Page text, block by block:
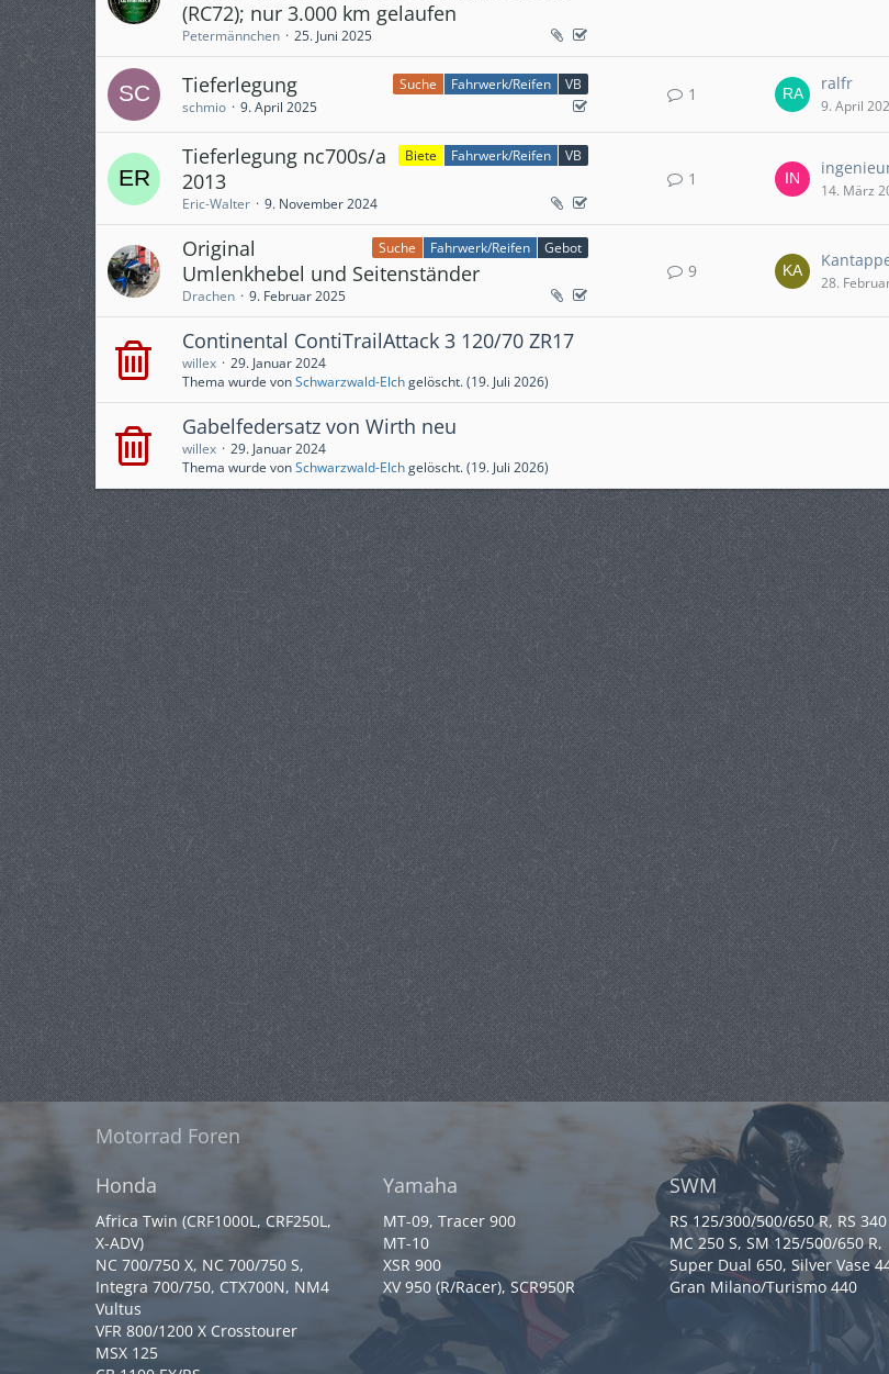
(RC72); nur 3.000 km gelaufen
Petermännchen 25. Juni 2025
Suche Fahrwerk/Reifen VB
Tieferlegung
schmio 9. April 2025
1
ralfr
9. April
Biete Fahrwerk/Reifen VB
Tieferlegung nc700s/a
2013
Eric-Walter 9. November 2024
1
14. März
Suche Fahrwerk/Reifen Gebot
Original
Umlenkhebel und Seitenständer
Drachen 9. Februar 2025
9
28.
Continental ContiTrailAttack 3 120/70 ZR17
willex
29. Januar 2024
Thema wurde vonSchwarzwald-Elchgelöscht. (19. Juli 2026)
Gabelfedersatz von Wirth neu
willex
29. Januar 2024
Thema wurde vonSchwarzwald-Elchgelöscht. (19. Juli 2026)
Motorrad Foren
Honda
Africa Twin (CRF1000L, CRF250L,
X-ADV)
NC 700/750 X, NC 700/750 S,
Integra 700/750, CTX700N, NM4
Vultus
VFR 800/1200 X Crosstourer
MSX 125
Yamaha
MT-09, Tracer 900
MT-10
XSR 900
XV 950 (R/Racer), SCR950R
SWM
RS 125/300/500/650 R, RS 340
MC 250 S, SM 125/500/650 R,
Super Dual 650, Silver Vase
Gran Milano/Turismo 440